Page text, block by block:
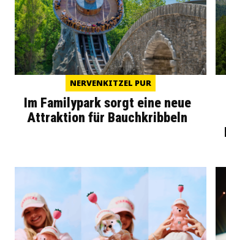
NERVENKITZEL PUR
Im Familypark sorgt eine neue
Attraktion für Bauchkribbeln